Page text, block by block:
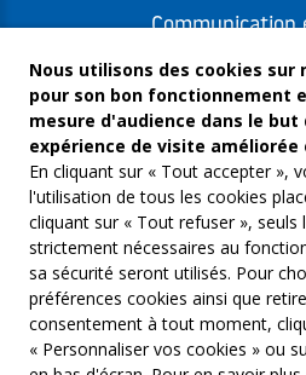
Communication
Freelances et
Musique et
Qui sommes-
Groupe
C’moi le
Contactez
Mentions
Nous utilisons des cookies
pour son bon fonctionnement
mesure d'audience dans le but
expérience de visite améliorée
En cliquant sur « Tout accepter »,
l'utilisation de tous les cookies
cliquant sur « Tout refuser », seuls
strictement nécessaires au
sa sécurité seront utilisés. Pour
préférences cookies ainsi que
consentement à tout moment,
« Personnaliser vos cookies » ou